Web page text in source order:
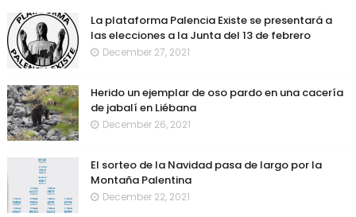
La plataforma Palencia Existe se presentará a
las elecciones a la Junta del 13 de febrero
December 27, 2021
Herido un ejemplar de oso pardo en una cacería
de jabalí en Liébana
December 26, 2021
El sorteo de la Navidad pasa de largo por la
Montaña Palentina
December 22, 2021